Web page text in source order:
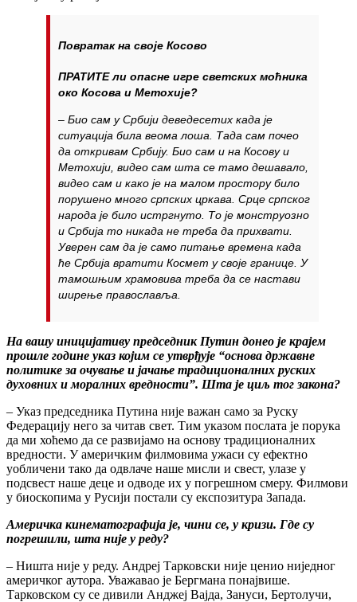
Повратак на своје Косово
ПРАТИТЕ ли опасне игре светских моћника
око Косова и Метохије?
– Био сам у Србији деведесетих када је
ситуација била веома лоша. Тада сам почео
да откривам Србију. Био сам и на Косову и
Метохији, видео сам шта се тамо дешавало,
видео сам и како је на малом простору било
порушено много српских цркава. Срце српског
народа је било истргнуто. То је монструозно
и Србија то никада не треба да прихвати.
Уверен сам да је само питање времена када
ће Србија вратити Космет у своје границе. У
тамошњим храмовива треба да се настави
ширење православља.
На вашу иницијативу председник Путин донео је крајем
прошле године указ којим се утврђује “основа државне
политике за очување и јачање традиционалних руских
духовних и моралних вредности”. Шта је циљ тог закона?
– Указ председника Путина није важан само за Руску
Федерацију него за читав свет. Тим указом послата је порука
да ми хоћемо да се развијамо на основу традиционалних
вредности. У америчким филмовима ужаси су ефектно
уобличени тако да одвлаче наше мисли и свест, улазе у
подсвест наше деце и одводе их у погрешном смеру. Филмови
у биоскопима у Русији постали су експозитура Запада.
Америчка кинематографија је, чини се, у кризи. Где су
погрешили, шта није у реду?
– Ништа није у реду. Андреј Тарковски није ценио ниједног
америчког аутора. Уважавао је Бергмана понајвише.
Тарковском су се дивили Анджеј Вајда, Зануси, Бертолучи,